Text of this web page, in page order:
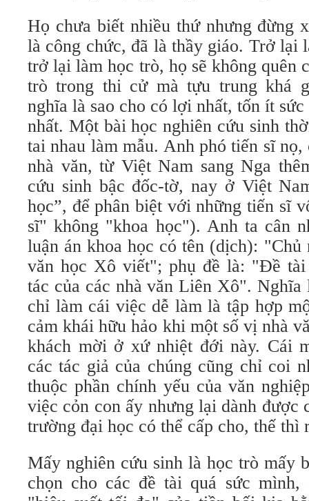
Họ chưa biết nhiều thứ nhưng đừng
là công chức, đã là thầy giáo. Trở lại
trở lại làm học trò, họ sẽ không quên
trò trong thi cử mà tựu trung khá
nghĩa là sao cho có lợi nhất, tốn ít
nhất. Một bài học nghiên cứu sinh
tai nhau làm mẫu. Anh phó tiến sĩ
nhà văn, từ Việt Nam sang Nga
cứu sinh bậc đốc-tờ, nay ở Việt
học”, để phân biệt với những tiến sĩ
sĩ" không "khoa học"). Anh ta cân
luận án khoa học có tên (dịch): "Chủ
văn học Xô viết"; phụ đề là: "Ðề tài
tác của các nhà văn Liên Xô". Nghĩa
chỉ làm cái việc dễ làm là tập hợp
cảm khái hữu hảo khi một số vị nhà
khách mời ở xứ nhiệt đới này. Cái
các tác giả của chúng cũng chỉ coi
thuộc phần chính yếu của văn
việc cỏn con ấy nhưng lại dành được
trường đại học có thể cấp cho, thế thì
Mấy nghiên cứu sinh là học trò mấy
chọn cho các đề tài quá sức mình,